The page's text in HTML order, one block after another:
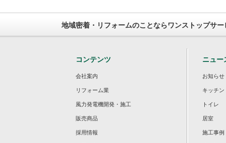
地域密着・リフォームのことならワンストップサー
コンテンツ
会社案内
リフォーム業
風力発電機開発・施工
販売商品
採用情報
ニュー
お知らせ
キッチン
トイレ
居室
施工事例